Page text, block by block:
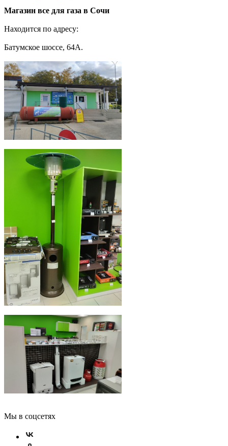
Магазин все для газа в Сочи
Находится по адресу:
Батумское шоссе, 64А.
Мы в соцсетях